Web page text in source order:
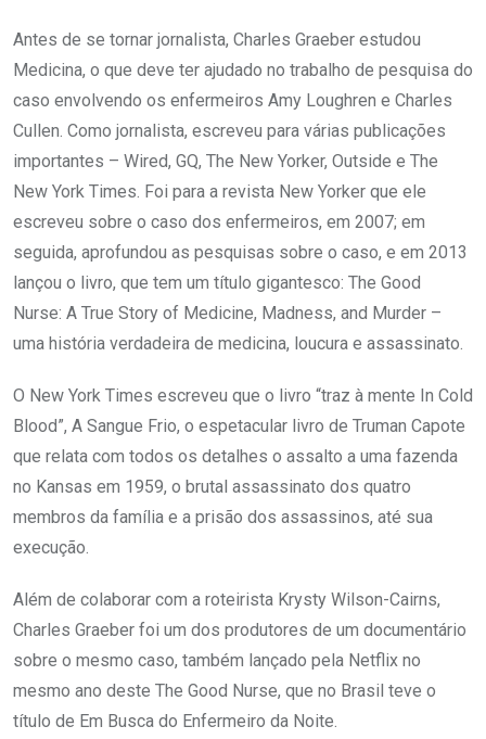
Antes de se tornar jornalista, Charles Graeber estudou
Medicina, o que deve ter ajudado no trabalho de pesquisa do
caso envolvendo os enfermeiros Amy Loughren e Charles
Cullen. Como jornalista, escreveu para várias publicações
importantes – Wired, GQ, The New Yorker, Outside e The
New York Times. Foi para a revista New Yorker que ele
escreveu sobre o caso dos enfermeiros, em 2007; em
seguida, aprofundou as pesquisas sobre o caso, e em 2013
lançou o livro, que tem um título gigantesco: The Good
Nurse: A True Story of Medicine, Madness, and Murder –
uma história verdadeira de medicina, loucura e assassinato.
O New York Times escreveu que o livro “traz à mente In Cold
Blood”, A Sangue Frio, o espetacular livro de Truman Capote
que relata com todos os detalhes o assalto a uma fazenda
no Kansas em 1959, o brutal assassinato dos quatro
membros da família e a prisão dos assassinos, até sua
execução.
Além de colaborar com a roteirista Krysty Wilson-Cairns,
Charles Graeber foi um dos produtores de um documentário
sobre o mesmo caso, também lançado pela Netflix no
mesmo ano deste The Good Nurse, que no Brasil teve o
título de Em Busca do Enfermeiro da Noite.